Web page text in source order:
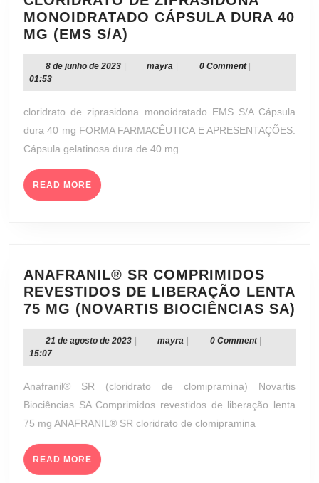
MONOIDRATADO CÁPSULA DURA 40
MG (EMS S/A)
DE
ZIPRASIDONA
DURA
40
MG
8 de junho de 20238
junho
2023
mayra mayra 0 Comment
01:53
cloridrato de ziprasidona monoidratado EMS S/A Cápsula
dura 40 mg FORMA FARMACÊUTICA E APRESENTAÇÕES:
Cápsula gelatinosa dura de 40 mg
READ MORE READ
MORE
ANAFRANIL® SR COMPRIMIDOS
REVESTIDOS DE LIBERAÇÃO LENTA
75 MG (NOVARTIS BIOCIÊNCIAS SA)
SR
21 de agosto de 202321
agosto
2023
mayra mayra 0 Comment
15:07
Anafranil® SR (cloridrato de clomipramina) Novartis
Biociências SA Comprimidos revestidos de liberação lenta
75 mg ANAFRANIL® SR cloridrato de clomipramina
READ MORE READ
MORE